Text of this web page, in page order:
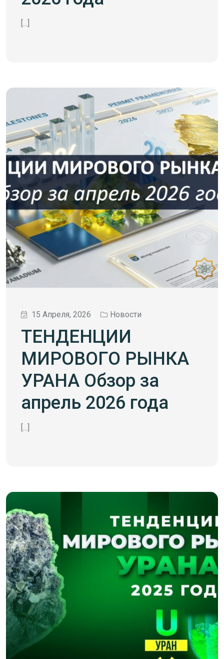
[...]
15 Апреля, 2026 Новости
ТЕНДЕНЦИИ
МИРОВОГО РЫНКА
УРАНА Обзор за
апрель 2026 года
[...]